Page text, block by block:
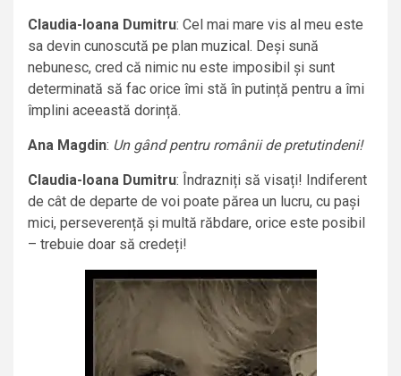
Claudia-Ioana Dumitru: Cel mai mare vis al meu este
sa devin cunoscută pe plan muzical. Deși sună
nebunesc, cred că nimic nu este imposibil și sunt
determinată să fac orice îmi stă în putință pentru a îmi
împlini aceeastă dorință.
Ana Magdin: Un gând pentru românii de pretutindeni!
Claudia-Ioana Dumitru: Îndrazniți să visați! Indiferent
de cât de departe de voi poate părea un lucru, cu pași
mici, perseverență și multă răbdare, orice este posibil
– trebuie doar să credeți!